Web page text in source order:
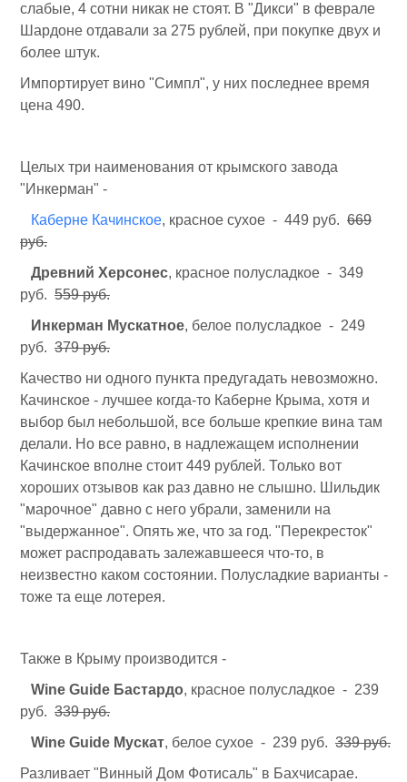
слабые, 4 сотни никак не стоят. В "Дикси" в феврале
Шардоне отдавали за 275 рублей, при покупке двух и
более штук.
Импортирует вино "Симпл", у них последнее время
цена 490.
Целых три наименования от крымского завода
"Инкерман" -
Каберне Качинское, красное сухое - 449 руб. 669
руб.
Древний Херсонес, красное полусладкое - 349
руб. 559 руб.
Инкерман Мускатное, белое полусладкое - 249
руб. 379 руб.
Качество ни одного пункта предугадать невозможно.
Качинское - лучшее когда-то Каберне Крыма, хотя и
выбор был небольшой, все больше крепкие вина там
делали. Но все равно, в надлежащем исполнении
Качинское вполне стоит 449 рублей. Только вот
хороших отзывов как раз давно не слышно. Шильдик
"марочное" давно с него убрали, заменили на
"выдержанное". Опять же, что за год. "Перекресток"
может распродавать залежавшееся что-то, в
неизвестно каком состоянии. Полусладкие варианты -
тоже та еще лотерея.
Также в Крыму производится -
Wine Guide Бастардо, красное полусладкое - 239
руб. 339 руб.
Wine Guide Мускат, белое сухое - 239 руб. 339 руб.
Разливает "Винный Дом Фотисаль" в Бахчисарае.